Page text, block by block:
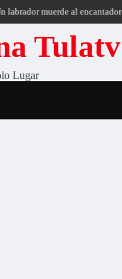
labrador muerde al encantador
Tulatv
Lugar